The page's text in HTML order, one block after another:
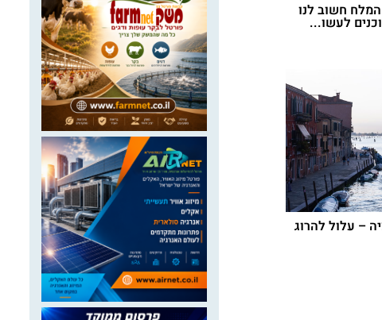
חשוב לנו
לעשו...
לקראת סיום הזיכיון ב־2028: ועדת הכלכלה
דורשת מהממשלה להציג מתווה לעתיד נמל
– עלול להרוג